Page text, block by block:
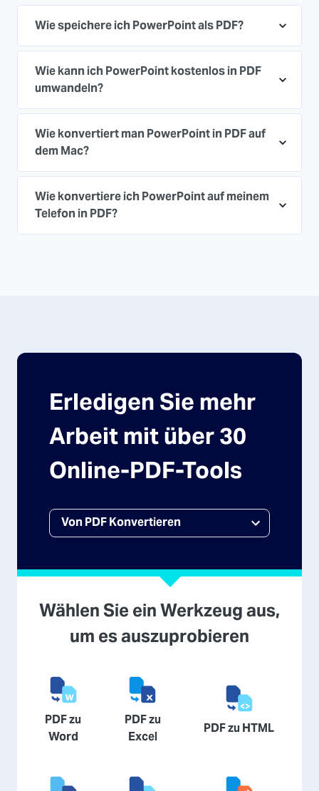
Wie speichere ich PowerPoint als PDF?
Wie kann ich PowerPoint kostenlos in PDF
umwandeln?
Wie konvertiert man PowerPoint in PDF auf
dem Mac?
Wie konvertiere ich PowerPoint auf meinem
Telefon in PDF?
Erledigen Sie mehr
Arbeit mit über 30
Online-PDF-Tools
Wählen Sie ein Werkzeug aus,
um es auszuprobieren
PDF zu
Word
PDF zu
Excel
PDF zu HTML